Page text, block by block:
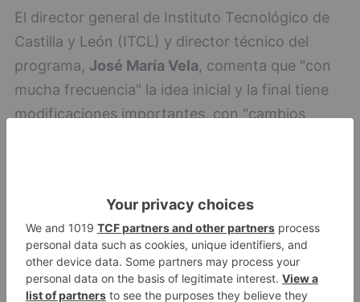
El director general de Instituto Tecnológico de
Castilla y León (ITCL) y director técnico del
programa, José María Vela, comenta que "con
mucha frecuencia" la idea inicial y la final tiene
modificaciones importantes, con "cambios